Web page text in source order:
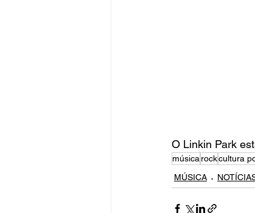
O Linkin Park
músicarockcultura
MÚSICA